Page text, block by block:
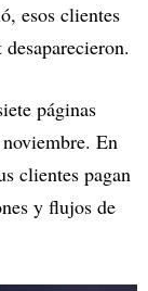
esos clientes
páginas
En
clientes pagan
y flujos de